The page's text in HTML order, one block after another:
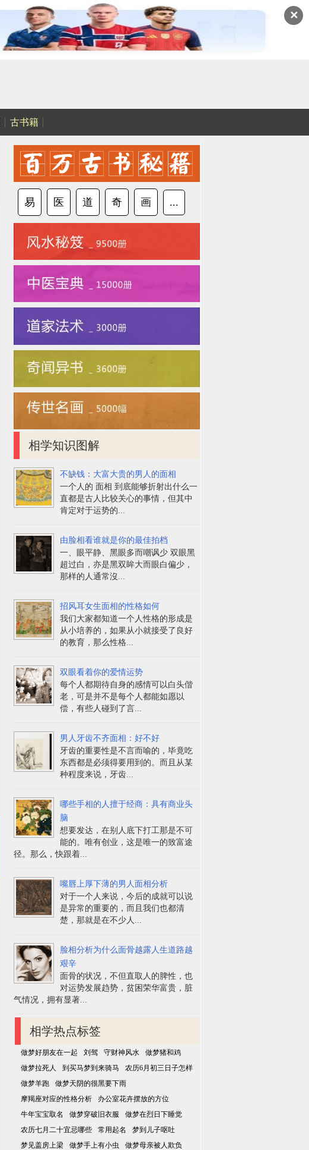
✕
古书籍
易 医 道 奇 画 ...
相学知识图解
不缺钱：大富大贵的男人的面相
一个人的 面相 到底能够折射出什么一
直都是古人比较关心的事情，但其中
肯定对于运势的...
由脸相看谁就是你的最佳拍档
一、眼平静、黑眼多而嘲讽少 双眼黑
超过白，亦是黑双眸大而眼白偏少，
那样的人通常沒...
招风耳女生面相的性格如何
我们大家都知道一个人性格的形成是
从小培养的，如果从小就接受了良好
的教育，那么性格...
双眼看着你的爱情运势
每个人都期待自身的感情可以白头偕
老，可是并不是每个人都能如愿以
偿，有些人碰到了言...
男人牙齿不齐面相：好不好
牙齿的重要性是不言而喻的，毕竟吃
东西都是必须得要用到的。而且从某
种程度来说，牙齿...
哪些手相的人擅于经商：具有商业头
脑
想要发达，在别人底下打工那是不可
能的。唯有创业，这是唯一的致富途
径。那么，快跟着...
嘴唇上厚下薄的男人面相分析
对于一个人来说，今后的成就可以说
是异常的重要的，而且我们也都清
楚，那就是在不少人...
脸相分析为什么面骨越露人生道路越
艰辛
面骨的状况，不但直取人的脾性，也
对运势发展趋势，贫困荣华富贵，脏
气情况，拥有显著...
相学热点标签
做梦好朋友在一起 刘驾 守财神风水
做梦猪和鸡
做梦拉死人
到买马梦到来骑马
农历6月初三日子怎样
做梦羊跑
做梦天阴的很黑要下雨
摩羯座对应的性格分析
办公室花卉摆放的方位
牛年宝宝取名
做梦穿破旧衣服
做梦在烈日下睡觉
农历七月二十宜忌哪些
常用起名
梦到儿子呕吐
梦见盖房上梁
做梦手上有小虫 做梦母亲被人欺负